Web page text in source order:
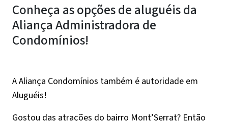
Conheça as opções de aluguéis da
Aliança Administradora de
Condomínios!
A Aliança Condomínios também é autoridade em
Aluguéis!
Gostou das atrações do bairro Mont’Serrat? Então